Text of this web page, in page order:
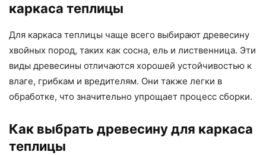
каркаса теплицы
Для каркаса теплицы чаще всего выбирают древесину
хвойных пород, таких как сосна, ель и лиственница. Эти
виды древесины отличаются хорошей устойчивостью к
влаге, грибкам и вредителям. Они также легки в
обработке, что значительно упрощает процесс сборки.
Как выбрать древесину для каркаса
теплицы